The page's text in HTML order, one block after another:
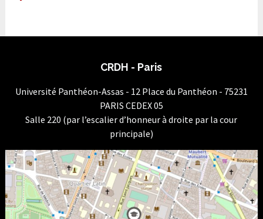
CRDH - Paris
Université Panthéon-Assas - 12 Place du Panthéon - 75231
PARIS CEDEX 05
Salle 220 (par l’escalier d’honneur à droite par la cour
principale)